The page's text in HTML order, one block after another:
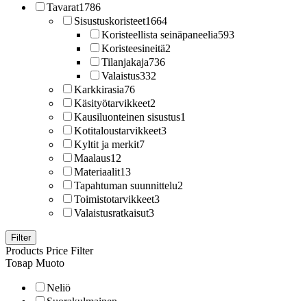
Tavarat1786
Sisustuskoristeet1664
Koristeellista seinäpaneelia593
Koristeesineitä2
Tilanjakaja736
Valaistus332
Karkkirasia76
Käsityötarvikkeet2
Kausiluonteinen sisustus1
Kotitaloustarvikkeet3
Kyltit ja merkit7
Maalaus12
Materiaalit13
Tapahtuman suunnittelu2
Toimistotarvikkeet3
Valaistusratkaisut3
Filter
Products Price Filter
Товар Muoto
Neliö